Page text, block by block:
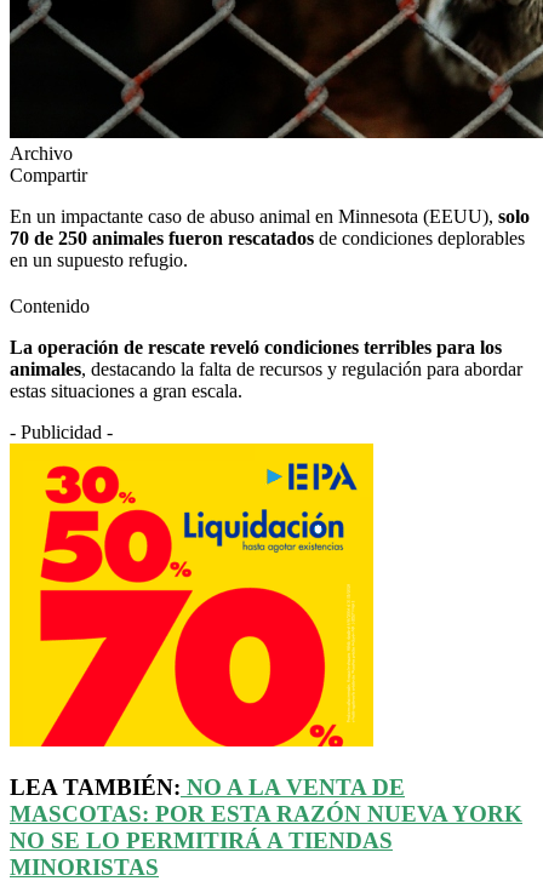
Archivo
Compartir
En un impactante caso de abuso animal en Minnesota (EEUU), solo
70 de 250 animales fueron rescatados de condiciones deplorables
en un supuesto refugio.
Contenido
La operación de rescate reveló condiciones terribles para los
animales, destacando la falta de recursos y regulación para abordar
estas situaciones a gran escala.
- Publicidad -
LEA TAMBIÉN: NO A LA VENTA DE
MASCOTAS: POR ESTA RAZÓN NUEVA YORK
NO SE LO PERMITIRÁ A TIENDAS
MINORISTAS